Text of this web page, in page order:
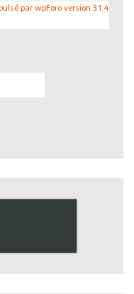
par wpForo version 3.1.4